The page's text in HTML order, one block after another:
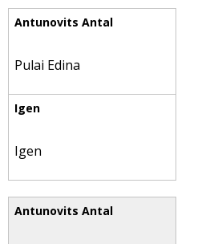
Pulai Edina
Igen